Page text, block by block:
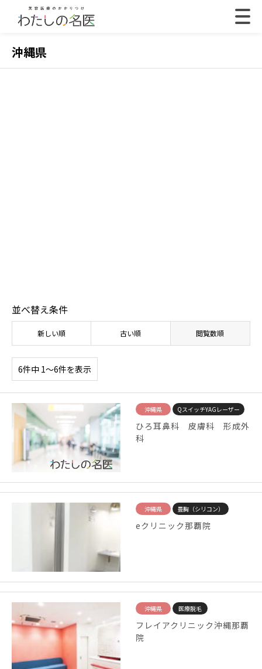
沖縄県
並べ替え条件
新しい順 古い順 閲覧数順
6件中 1〜6件を表示
沖縄県 QスイッチYAGレーザー
ひろ耳鼻科 皮膚科 形成外
科
沖縄県 豊胸（シリコン）
eクリニック那覇院
沖縄県 医療脱毛
フレイアクリニック沖縄那覇
院